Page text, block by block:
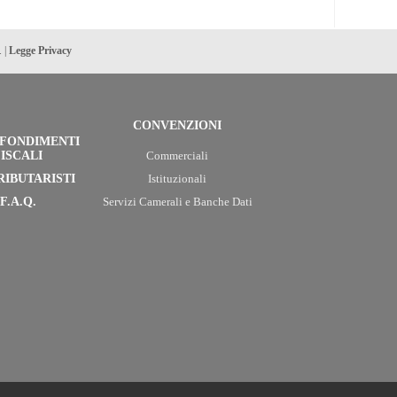
Legge Privacy
F.A.Q.
CONVENZIONI
Commerciali
Istituzionali
Servizi Camerali e Banche Dati